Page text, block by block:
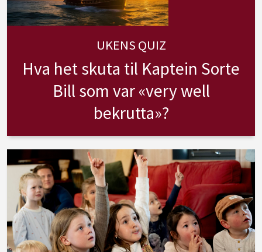
UKENS QUIZ
Hva het skuta til Kaptein Sorte
Bill som var «very well
bekrutta»?